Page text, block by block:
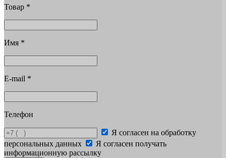
Товар *
Имя *
E-mail *
Телефон
Я согласен на обработку
персональных данных
Я согласен получать
информационную рассылку